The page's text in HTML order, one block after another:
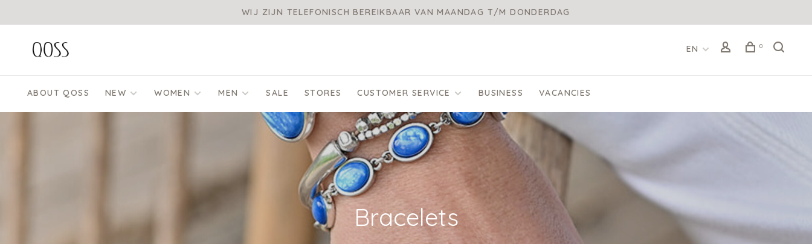
WIJ ZIJN TELEFONISCH BEREIKBAAR VAN MAANDAG T/M DONDERDAG
EN 0
ABOUT QOSS NEW WOMEN MEN SALE STORES CUSTOMER SERVICE BUSINESS VACANCIES
Bracelets